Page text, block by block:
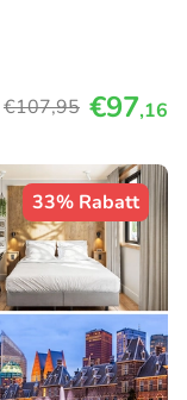
€107,95 €97,16
33% Rabatt